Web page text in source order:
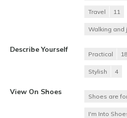
Travel 11
Walking and
Describe Yourself
Practical 18
Stylish 4
View On Shoes
Shoes are
I'm Into